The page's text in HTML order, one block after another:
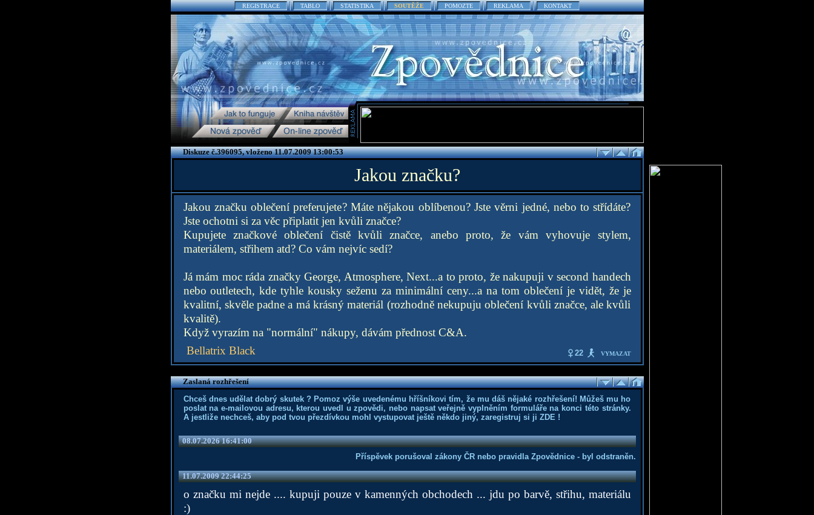
REGISTRACE TABLO STATISTIKA SOUTĚŽE POMOZTE REKLAMA KONTAKT
Diskuze č.396095, vloženo 11.07.2009 13:00:53
Jakou značku?
Jakou značku oblečení preferujete? Máte nějakou oblíbenou? Jste věrni jedné, nebo to střídáte?
Jste ochotni si za věc připlatit jen kvůli značce?
Kupujete značkové oblečení čistě kvůli značce, anebo proto, že vám vyhovuje stylem,
materiálem, střihem atd? Co vám nejvíc sedí?
Já mám moc ráda značky George, Atmosphere, Next...a to proto, že nakupuji v second handech
nebo outletech, kde tyhle kousky seženu za minimální ceny...a na tom oblečení je vidět, že je
kvalitní, skvěle padne a má krásný materiál (rozhodně nekupuju oblečení kvůli značce, ale kvůli
kvalitě).
Když vyrazím na "normální" nákupy, dávám přednost C&A.
Bellatrix Black
22 VYMAZAT
Zaslaná rozhřešení
Chceš dnes udělat dobrý skutek ? Pomoz výše uvedenému hříšníkovi tím, že mu dáš nějaké rozhřešení! Můžeš mu ho
poslat na e-mailovou adresu, kterou uvedl u zpovědi, nebo napsat veřejně vyplněním formuláře na konci této stránky.
A jestliže nechceš, aby pod tvou přezdívkou mohl vystupovat ještě někdo jiný, zaregistruj si ji ZDE!
08.07.2026 16:41:00
Příspěvek porušoval zákony ČR nebo pravidla Zpovědnice - byl odstraněn.
11.07.2009 22:44:25
o značku mi nejde .... kupuji pouze v kamenných obchodech ... jdu po barvě, střihu, materiálu
:)